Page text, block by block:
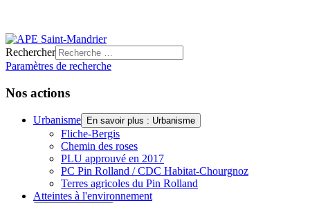
Rechercher
Paramètres de recherche
Nos actions
Urbanisme En savoir plus : Urbanisme
Fliche-Bergis
Chemin des roses
PLU approuvé en 2017
PC Pin Rolland / CDC Habitat-Chourgnoz
Terres agricoles du Pin Rolland
Atteintes à l'environnement